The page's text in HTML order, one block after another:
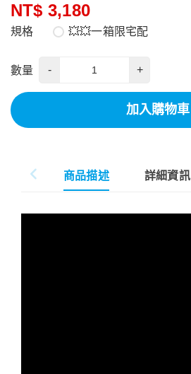
NT$ 3,180
規格 💥💥一箱限宅配
數量 - +
加入購物車
商品描述 詳細資訊